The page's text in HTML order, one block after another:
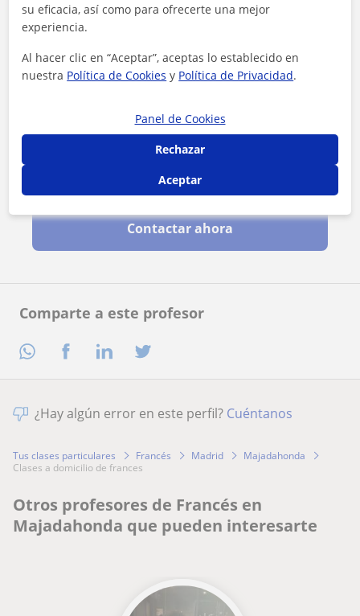
Comparte a este profesor
Al hacer clic, aceptas nuestroaviso legal
Contactar ahora
¿Hay algún error en este perfil? Cuéntanos
Tus clases particulares Francés Madrid
Majadahonda
clases a domicilio de frances
Otros profesores de Francés en
Majadahonda que pueden interesarte
su eficacia, así como para ofrecerte una mejor
experiencia.
Al hacer clic en “Aceptar”, aceptas lo establecido en
nuestra Política de Cookies y Política de Privacidad.
Panel de Cookies
Rechazar
Aceptar